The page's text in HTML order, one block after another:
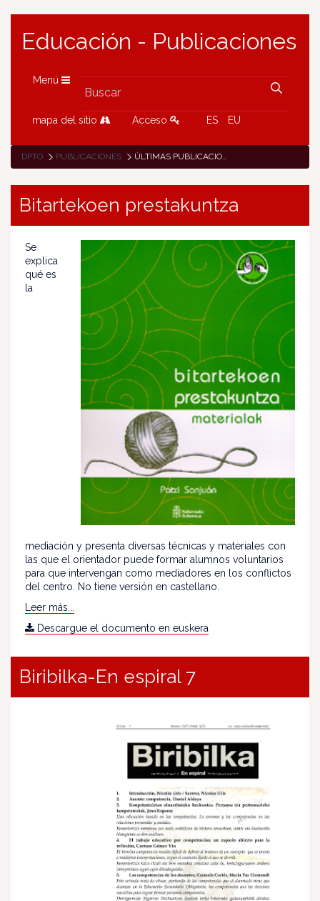
Educación - Publicaciones
Menú
mapa del sitio Acceso ES EU
DPTO PUBLICACIONES ÚLTIMAS PUBLICACIONES
Bitartekoen prestakuntza
Se
explica
qué es
la
mediación y presenta diversas técnicas y materiales con
las que el orientador puede formar alumnos voluntarios
para que intervengan como mediadores en los conflictos
del centro. No tiene versión en castellano.
Leer más...
Descargue el documento en euskera
Biribilka-En espiral 7